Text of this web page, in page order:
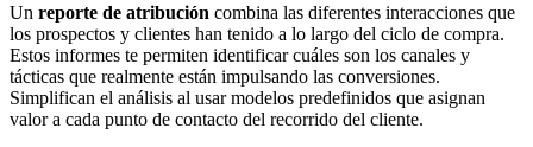
Un reporte de atribución combina las diferentes interacciones que
los prospectos y clientes han tenido a lo largo del ciclo de compra.
Estos informes te permiten identificar cuáles son los canales y
tácticas que realmente están impulsando las conversiones.
Simplifican el análisis al usar modelos predefinidos que asignan
valor a cada punto de contacto del recorrido del cliente.